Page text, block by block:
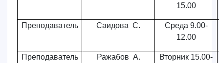
15.00
Преподаватель Саидова С.
Среда 9.00-
12.00
Преподаватель Ражабов А.
Вторник 15.00-